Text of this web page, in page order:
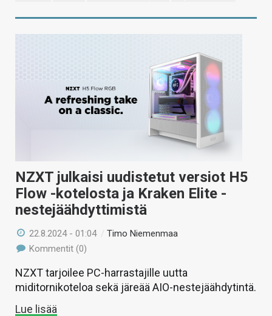
NZXT julkaisi uudistetut versiot H5
Flow -kotelosta ja Kraken Elite -
nestejäähdyttimistä
22.8.2024 - 01:04 /Timo Niemenmaa
Kommentit (0)
NZXT tarjoilee PC-harrastajille uutta
miditornikoteloa sekä järeää AIO-nestejäähdytintä.
Lue lisää